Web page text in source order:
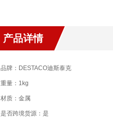
产品详情
品牌：DESTACO迪斯泰克
重量：1kg
材质：金属
是否跨境货源：是